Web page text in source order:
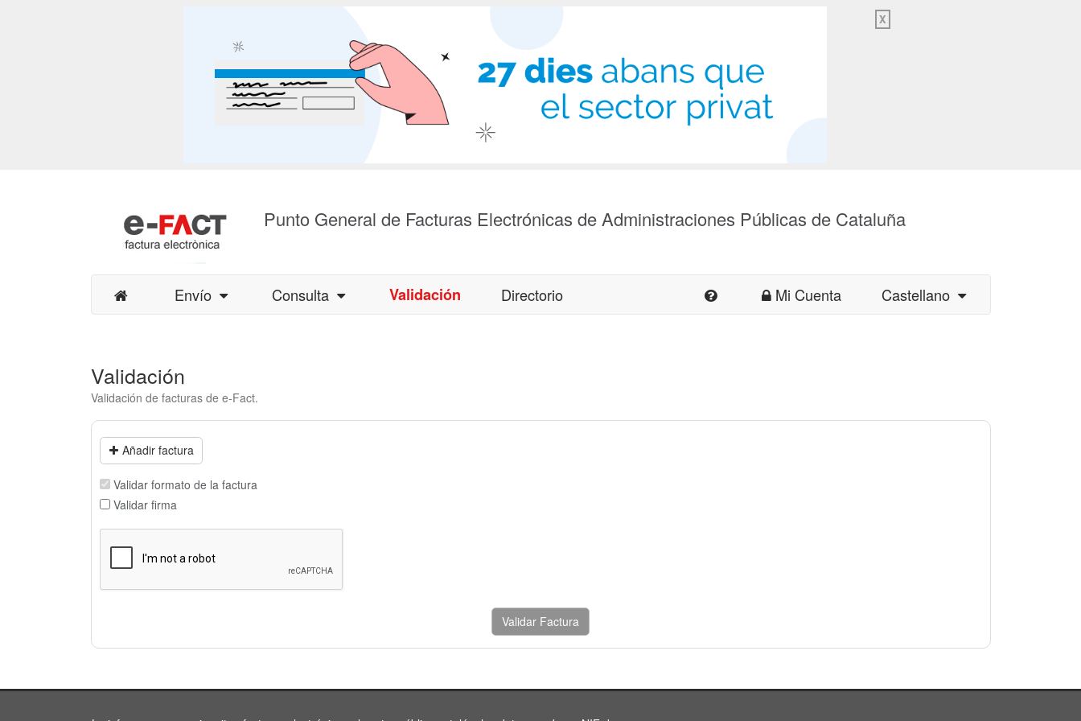
X
Punto General de Facturas Electrónicas de Administraciones Públicas de Cataluña
Envío Consulta Validación Directorio Mi Cuenta Castellano
Validación
Validación de facturas de e-Fact.
Añadir factura
Validar formato de la factura
Validar firma
Validar Factura